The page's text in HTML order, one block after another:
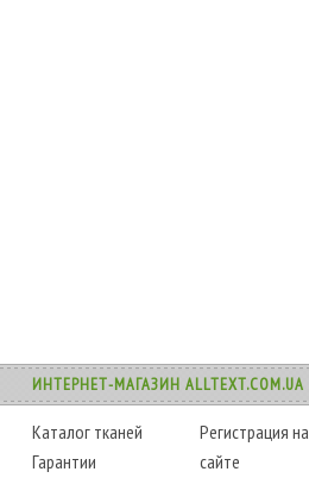
ИНТЕРНЕТ-МАГАЗИН ALLTEXT.COM.UA
Каталог тканей
Гарантии
Регистрация на
сайте